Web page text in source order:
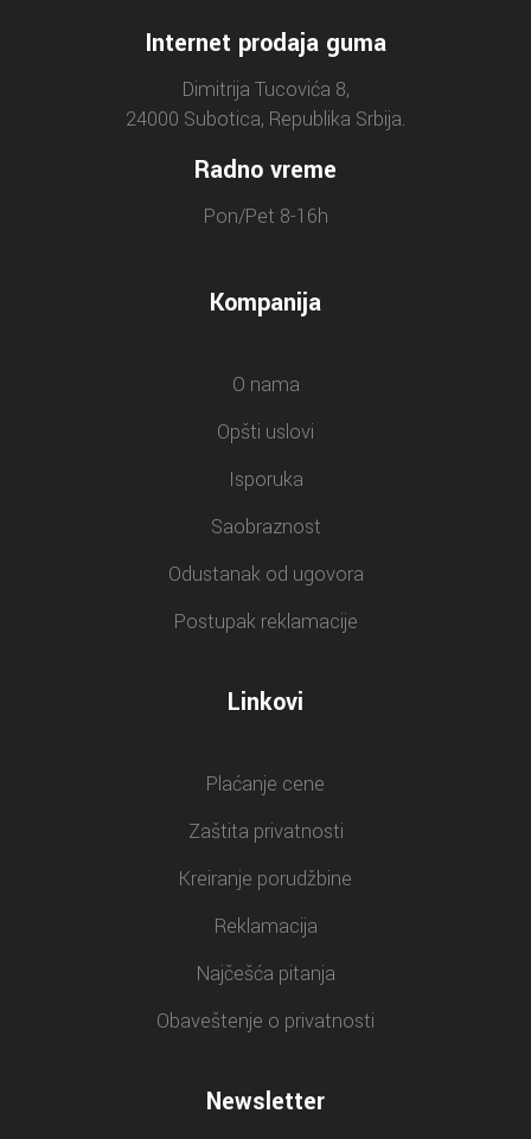
Internet prodaja guma
Dimitrija Tucovića 8,
24000 Subotica, Republika Srbija.
Radno vreme
Pon/Pet 8-16h
Kompanija
O nama
Opšti uslovi
Isporuka
Saobraznost
Odustanak od ugovora
Postupak reklamacije
Linkovi
Plaćanje cene
Zaštita privatnosti
Kreiranje porudžbine
Reklamacija
Najčešća pitanja
Obaveštenje o privatnosti
Newsletter